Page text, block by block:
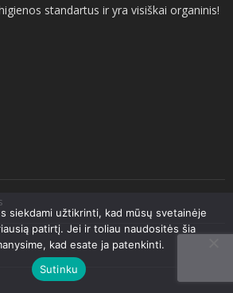
standartus ir yra visiškai organinis!
siekdami užtikrinti, kad mūsų svetainėje
patirtį. Jei ir toliau naudositės šia
kad esate ja patenkinti.
Sutinku